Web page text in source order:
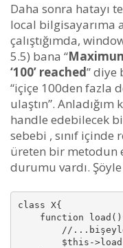
Daha sonra hatayı
local bilgisayarıma
çalıştığımda,
5.5) bana “
‘100’ reached” diye
“içiçe 100den fazla
ulaştın”.
handle edebilecek
sebebi , sınıf içinde
üreten bir metodun
durumu vardı. Şöyle
class X{
function
//
$this-